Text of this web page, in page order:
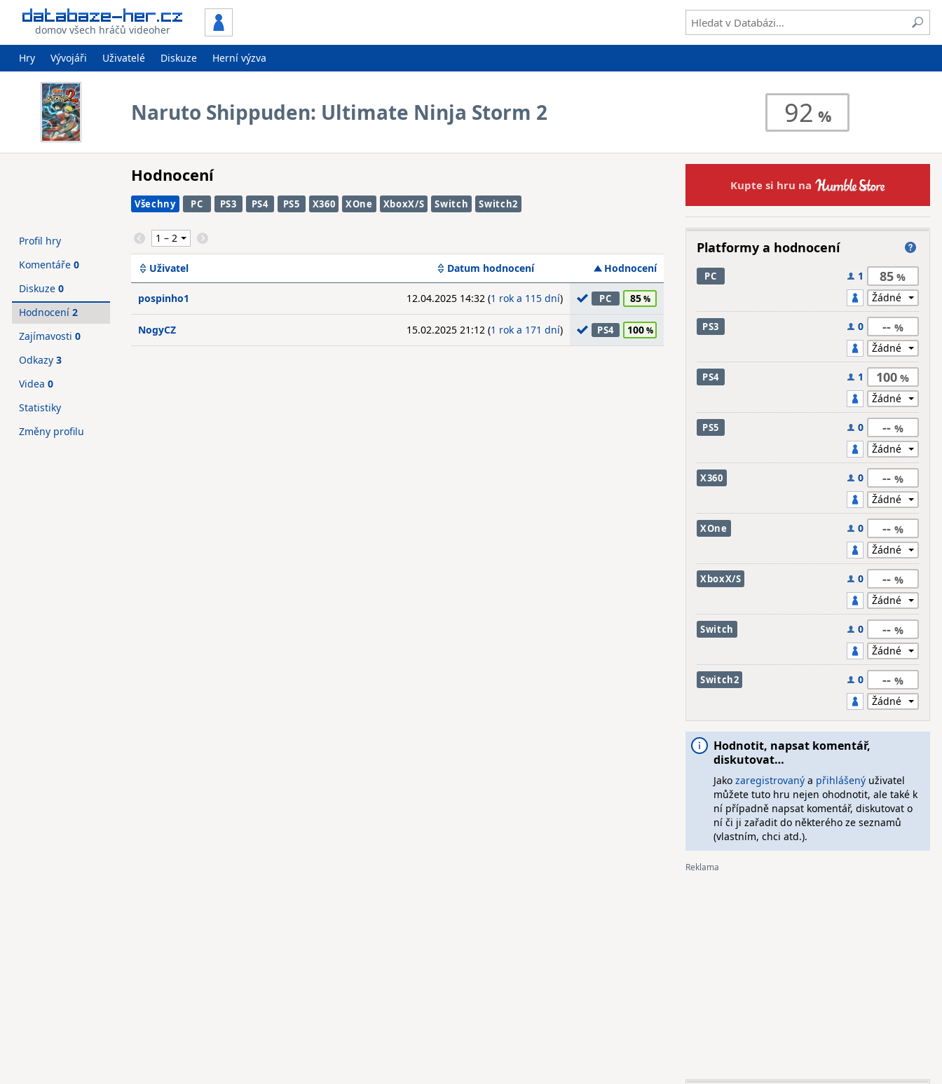
domov všech hráčů videoher
Hry Vývojáři Uživatelé Diskuze Herní výzva
Naruto Shippuden: Ultimate Ninja Storm 2 92
Hodnocení
Všechny PC PS3 PS4 PS5 X360 XOne XboxX/S Switch Switch2
Uživatel Datum hodnocení Hodnocení
pospinho1 12.04.2025 14:32 (1 rok a 115 dní) PC 85
NogyCZ 15.02.2025 21:12 (1 rok a 171 dní) PS4 100
Profil hry
Komentáře 0
Diskuze 0
Hodnocení 2
Zajímavosti 0
Odkazy 3
Videa 0
Statistiky
Změny profilu
Kupte si hru na
Platformy a hodnocení
PC 1 85
PS3 0 --
PS4 1 100
PS5 0 --
X360 0 --
XOne 0 --
XboxX/S 0 --
Switch 0 --
Switch2 0 --
Hodnotit, napsat komentář,
diskutovat…
Jako zaregistrovanýa přihlášenýuživatel
můžete tuto hru nejen ohodnotit, ale také k
ní případně napsat komentář, diskutovat o
ní či ji zařadit do některého ze seznamů
(vlastním, chci atd.).